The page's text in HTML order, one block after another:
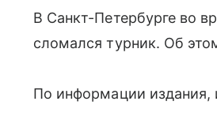
В Санкт-Петербурге во
сломался турник. Об
По информации издания,